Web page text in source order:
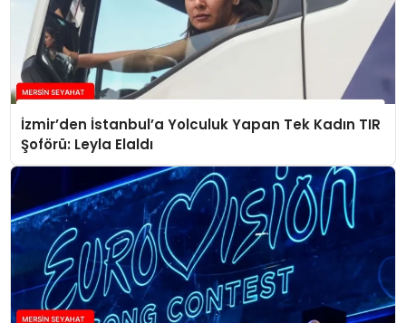
İzmir’den İstanbul’a Yolculuk Yapan Tek Kadın TIR
Şoförü: Leyla Elaldı